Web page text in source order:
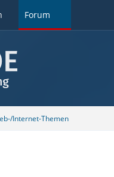
Forum
Internet-Themen